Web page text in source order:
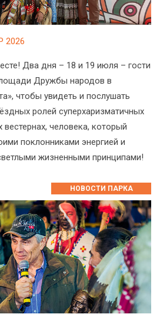
2026
Два дня – 18 и 19 июля – гости
Дружбы народов в
чтобы увидеть и послушать
ролей суперхаризматичных
человека, который
поклонниками энергией и
жизненными принципами!
НОВОСТИ ПАРКА